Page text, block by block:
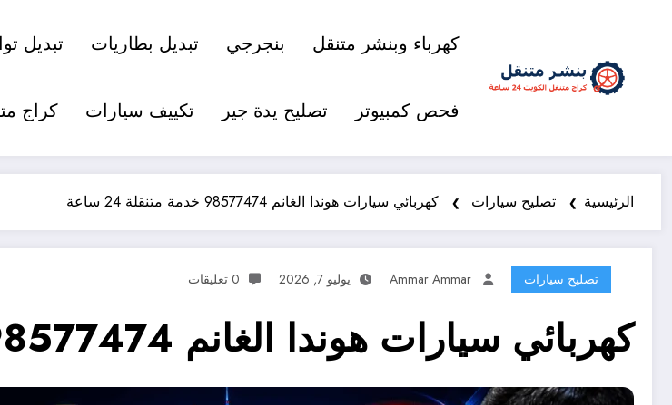
كهرباء وبنشر متنقل بنجرجي تبديل بطاريات تبديل
فحص كمبيوتر تصليح يدة جير تكييف سيارات كراج
الرئيسية تصليح سيارات كهربائي سيارات هوندا الغانم 98577474 خدمة متنقلة 24 ساعة
تصليح سيارات Ammar Ammar يوليو 7, 2026 0 تعليقات
كهربائي سيارات هوندا الغانم 98577474 خدمة متنقلة 24 ساعة